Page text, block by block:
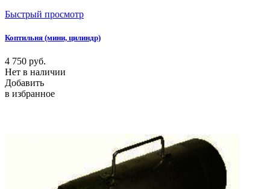
Быстрый просмотр
Коптильня (мини, цилиндр)
4 750 руб.
Нет в наличии
Добавить
в избранное